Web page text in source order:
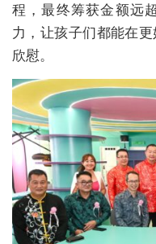
程，最终筹获金额远
力，让孩子们都能在
欣慰。